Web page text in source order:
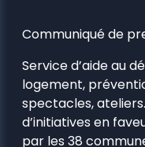
Communiqué de
Service d’aide au
logement,
spectacles,
d’initiatives en
par les 38